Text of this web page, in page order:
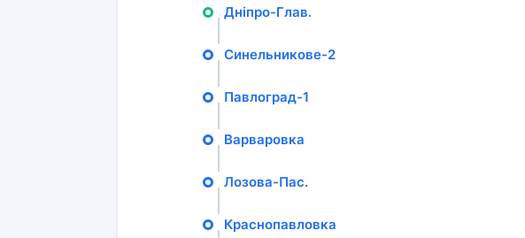
Дніпро-Глав.
Синельникове-2
Павлоград-1
Варваровка
Лозова-Пас.
Краснопавловка